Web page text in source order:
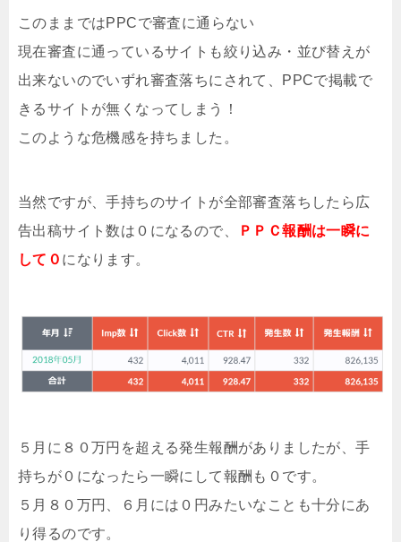
このままではPPCで審査に通らない
現在審査に通っているサイトも絞り込み・並び替えが
出来ないのでいずれ審査落ちにされて、PPCで掲載で
きるサイトが無くなってしまう！
このような危機感を持ちました。
当然ですが、手持ちのサイトが全部審査落ちしたら広
告出稿サイト数は０になるので、
ＰＰＣ報酬は一瞬に
して０ になります。
５月に８０万円を超える発生報酬がありましたが、手
持ちが０になったら一瞬にして報酬も０です。
５月８０万円、６月には０円みたいなことも十分にあ
り得るのです。